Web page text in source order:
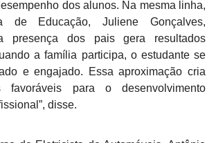
dos alunos. Na mesma linha,
de Educação, Juliene Gonçalves,
presença dos pais gera resultados
a família participa, o estudante se
e engajado. Essa aproximação cria
favoráveis para o desenvolvimento
disse.